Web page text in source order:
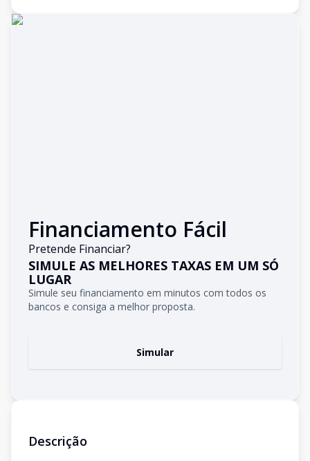
Financiamento Fácil
Pretende Financiar?
SIMULE AS MELHORES TAXAS EM UM SÓ
LUGAR
Simule seu financiamento em minutos com todos os
bancos e consiga a melhor proposta.
Simular
Descrição